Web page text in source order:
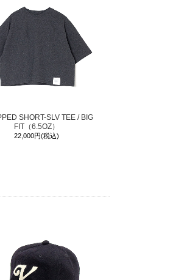
SHORT-SLV TEE / BIG
FIT（6.5OZ）
22,000円(税込)